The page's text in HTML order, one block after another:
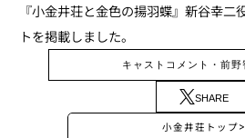
『小金井荘と金色の揚羽蝶』新谷幸
トを掲載しました。
キャストコメント・前野
SHARE
小金井荘トップ>